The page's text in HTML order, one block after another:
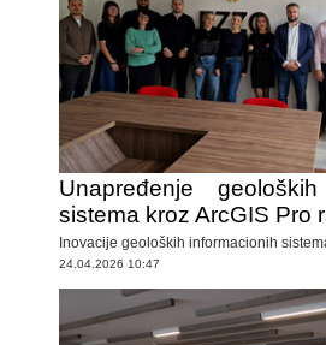
Unapređenje
sistema kroz ArcGIS Pro
Inovacije geoloških informacionih
24.04.2026 10:47